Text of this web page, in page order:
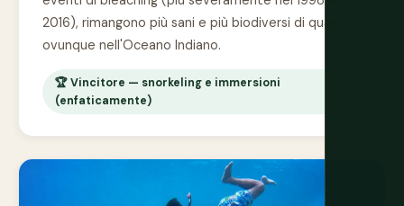
2016), rimangono più sani e più biodiversi di quasi
ovunque nell'Oceano Indiano.
🏆 Vincitore — snorkeling e immersioni
(enfaticamente)